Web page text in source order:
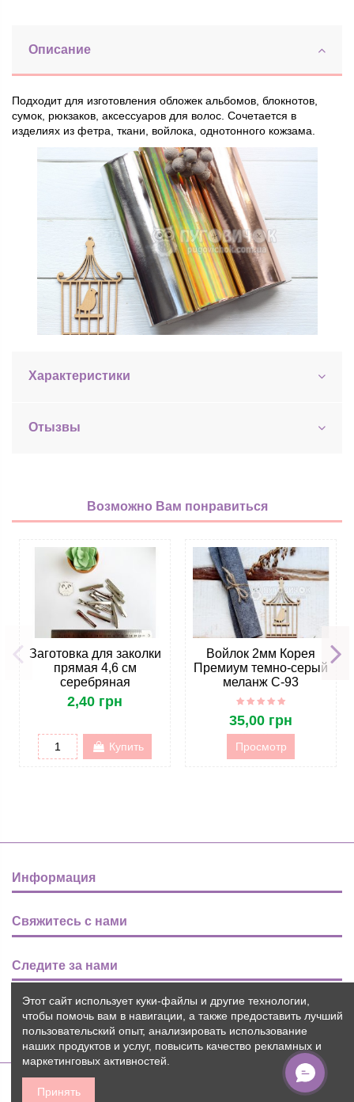
Описание
Подходит для изготовления обложек альбомов, блокнотов,
сумок, рюкзаков, аксессуаров для волос. Сочетается в
изделиях из фетра, ткани, войлока, однотонного кожзама.
Характеристики
Отызвы
Возможно Вам понравиться
Заготовка для заколки
прямая 4,6 см
серебряная
2,40 грн
Купить
Войлок 2мм Корея
Премиум темно-серый
меланж C-93
35,00 грн
Просмотр
Информация
Свяжитесь с нами
Следите за нами
Новости
Этот сайт использует куки-файлы и другие технологии,
чтобы помочь вам в навигации, а также предоставить лучший
пользовательский опыт, анализировать использование
наших продуктов и услуг, повысить качество рекламных и
маркетинговых активностей.
Принять